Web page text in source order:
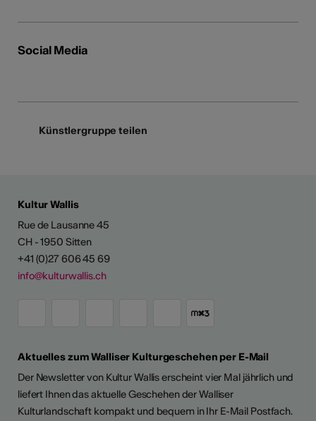
Social Media
Künstlergruppe teilen
Kultur Wallis
Rue de Lausanne 45
CH - 1950 Sitten
+41 (0)27 606 45 69
info@kulturwallis.ch
Aktuelles zum Walliser Kulturgeschehen per E-Mail
Der Newsletter von Kultur Wallis erscheint vier Mal jährlich und
liefert Ihnen das aktuelle Geschehen der Walliser
Kulturlandschaft kompakt und bequem in Ihr E-Mail Postfach.